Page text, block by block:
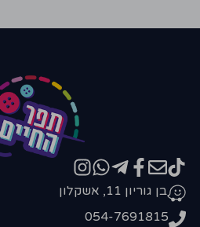
בן גוריון 11, אשקלון
054-7691815